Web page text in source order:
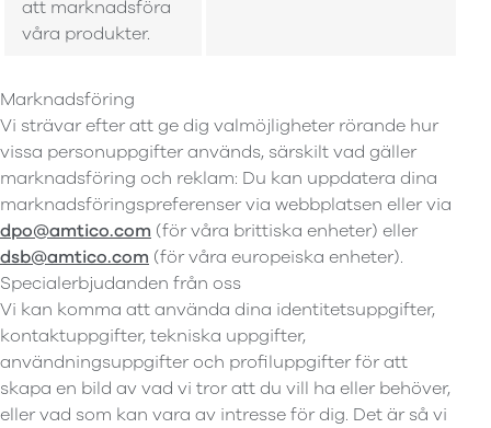
att marknadsföra
våra produkter.
Marknadsföring
Vi strävar efter att ge dig valmöjligheter rörande hur
vissa personuppgifter används, särskilt vad gäller
marknadsföring och reklam: Du kan uppdatera dina
marknadsföringspreferenser via webbplatsen eller via
dpo@amtico.com (för våra brittiska enheter) eller
dsb@amtico.com (för våra europeiska enheter).
Specialerbjudanden från oss
Vi kan komma att använda dina identitetsuppgifter,
kontaktuppgifter, tekniska uppgifter,
användningsuppgifter och profiluppgifter för att
skapa en bild av vad vi tror att du vill ha eller behöver,
eller vad som kan vara av intresse för dig. Det är så vi